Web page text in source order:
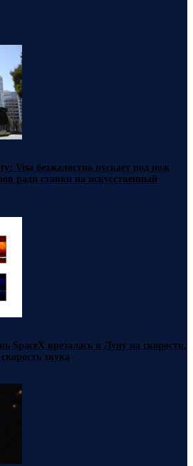
Visa безжалостно пускает под нож
ради ставки на искусственный
SpaceX врезалась в Луну на скорости,
звука